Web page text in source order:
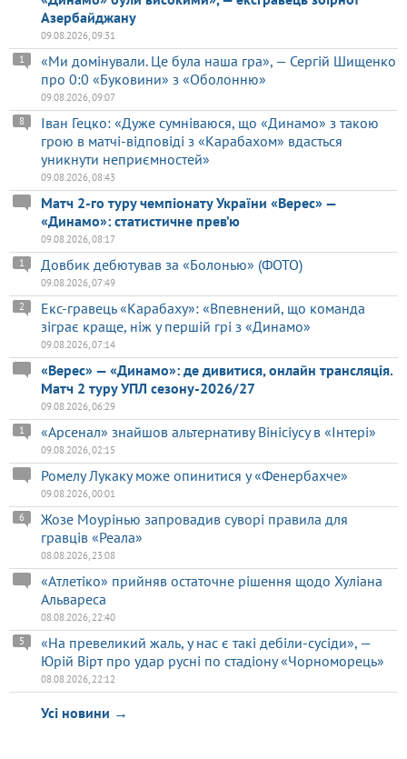
Азербайджану
09.08.2026, 09:31
«Ми домінували. Це була наша гра», — Сергій Шищенко
про 0:0 «Буковини» з «Оболонню»
1
09.08.2026, 09:07
Іван Гецко: «Дуже сумніваюся, що «Динамо» з такою
грою в матчі-відповіді з «Карабахом» вдасться
уникнути неприємностей»
8
09.08.2026, 08:43
Матч 2-го туру чемпіонату України «Верес» —
«Динамо»: статистичне прев’ю
09.08.2026, 08:17
Довбик дебютував за «Болонью» (ФОТО)
1
09.08.2026, 07:49
Екс-гравець «Карабаху»: «Впевнений, що команда
зіграє краще, ніж у першій грі з «Динамо»
2
09.08.2026, 07:14
«Верес» — «Динамо»: де дивитися, онлайн трансляція.
Матч 2 туру УПЛ сезону-2026/27
09.08.2026, 06:29
«Арсенал» знайшов альтернативу Вінісіусу в «Інтері»
1
09.08.2026, 02:15
Ромелу Лукаку може опинитися у «Фенербахче»
09.08.2026, 00:01
Жозе Моурінью запровадив суворі правила для
гравців «Реала»
6
08.08.2026, 23:08
«Атлетіко» прийняв остаточне рішення щодо Хуліана
Альвареса
08.08.2026, 22:40
«На превеликий жаль, у нас є такі дебіли-сусіди», —
Юрій Вірт про удар русні по стадіону «Чорноморець»
5
08.08.2026, 22:12
Усі новини →